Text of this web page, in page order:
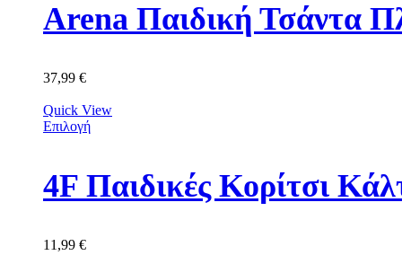
Arena Παιδική Τσάντα
37,99 €
Quick View
Επιλογή
11,99 €